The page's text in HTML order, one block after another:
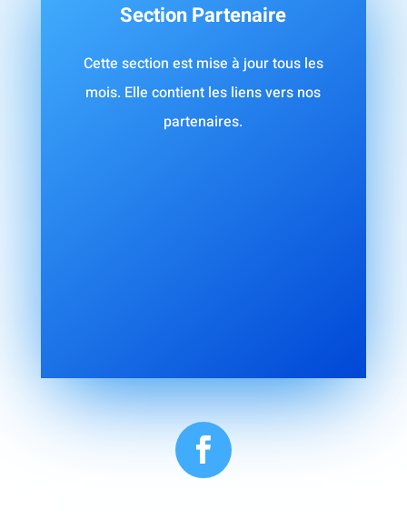
Section Partenaire
Cette section est mise à jour tous les
mois. Elle contient les liens vers nos
partenaires.